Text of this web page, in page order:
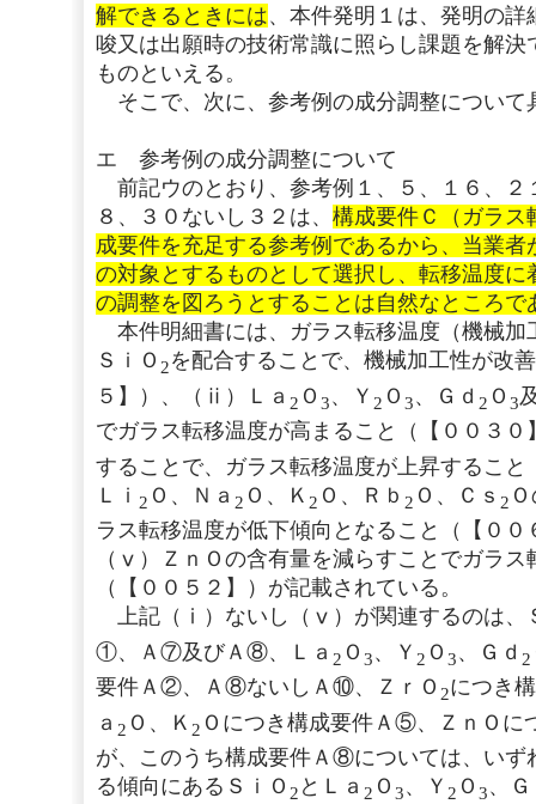
解できるときには、本件発明１は、発明の
唆又は出願時の技術常識に照らし課題を解
ものといえる。
そこで、次に、参考例の成分調整について
エ 参考例の成分調整について
前記ウのとおり、参考例１、５、１６、２
８、３０ないし３２は、 構成要件Ｃ（ガラス
成要件を充足する参考例であるから、当業
の対象とするものとして選択し、転移温度
の調整を図ろうとすることは自然なところで
本件明細書には、ガラス転移温度（機械
ＳｉＯ 2を配合することで、機械加工性が改
５】）、（ⅱ）Ｌａ 2 Ｏ 3、Ｙ 2 Ｏ 3、Ｇｄ 2 Ｏ 3
でガラス転移温度が高まること（【００３
することで、ガラス転移温度が上昇するこ
Ｌｉ 2 Ｏ、Ｎａ 2 Ｏ、Ｋ 2 Ｏ、Ｒｂ 2 Ｏ、Ｃｓ 2
ラス転移温度が低下傾向となること（【０
（ⅴ）ＺｎＯの含有量を減らすことでガラ
（【００５２】）が記載されている。
上記（ⅰ）ないし（ⅴ）が関連するのは、
①、Ａ⑦及びＡ⑧、Ｌａ 2 Ｏ 3、Ｙ 2 Ｏ 3、Ｇｄ 2
要件Ａ②、Ａ⑧ないしＡ⑩、ＺｒＯ 2につき
ａ 2 Ｏ、Ｋ 2 Ｏにつき構成要件Ａ⑤、ＺｎＯ
が、このうち構成要件Ａ⑧については、いず
る傾向にあるＳｉＯ 2 とＬａ 2 Ｏ 3、Ｙ 2 Ｏ 3、